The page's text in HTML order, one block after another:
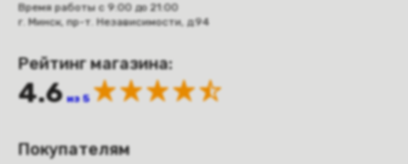
Время работы с 9:00 до 21:00
г. Минск, пр-т. Независимости, д.94
Рейтинг магазина:
4.6 из 5
Покупателям